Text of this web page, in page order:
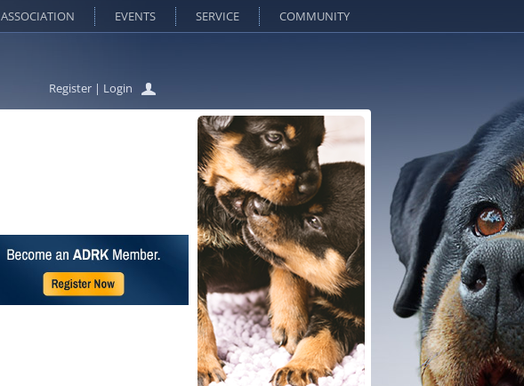
Register | Login
ASSOCIATION EVENTS SERVICE COMMUNITY